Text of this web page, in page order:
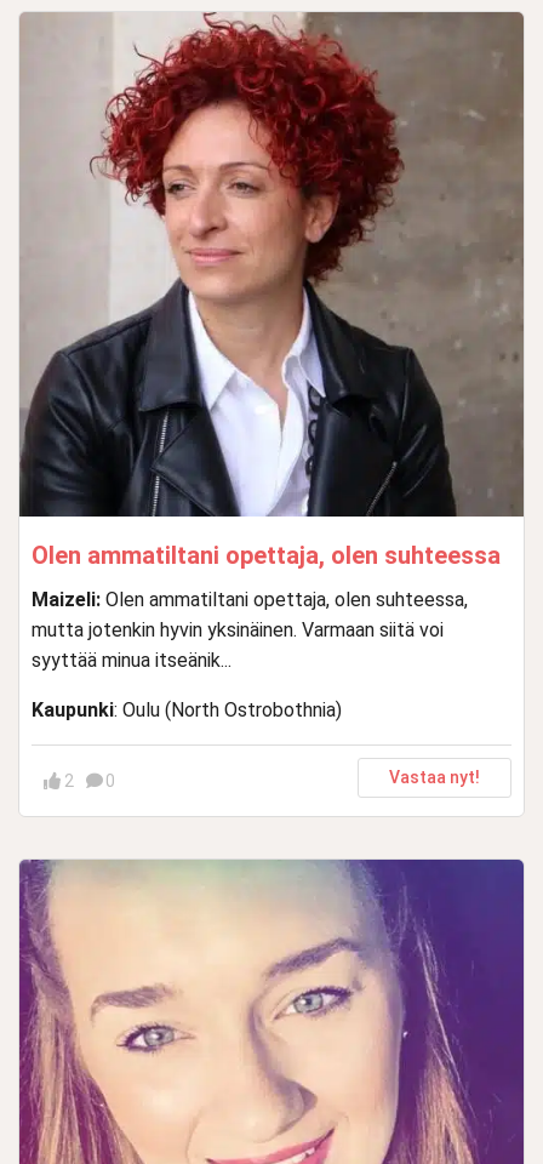
Olen ammatiltani opettaja, olen suhteessa
Maizeli: Olen ammatiltani opettaja, olen suhteessa,
mutta jotenkin hyvin yksinäinen. Varmaan siitä voi
syyttää minua itseänik...
Kaupunki: Oulu (North Ostrobothnia)
2 0 Vastaa nyt!